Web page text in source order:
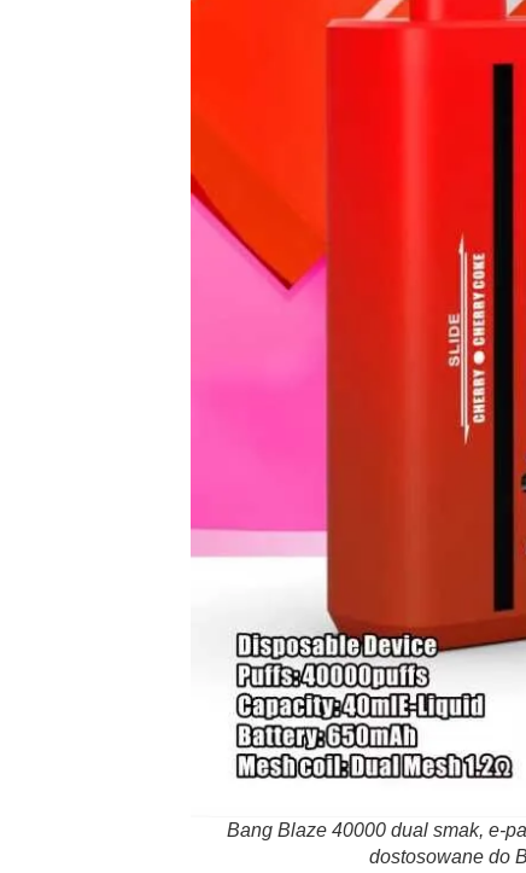
Bang Blaze 40000 dual smak, e-
dostosowane do